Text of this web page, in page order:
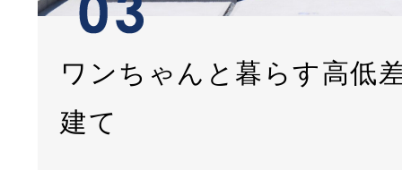
ワンちゃんと暮らす高低
建て